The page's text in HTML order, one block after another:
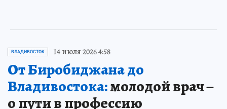
ВЛАДИВОСТОК 14 июля 2026 4:58
От Биробиджана до
Владивостока:молодой врач –
о пути в профессию